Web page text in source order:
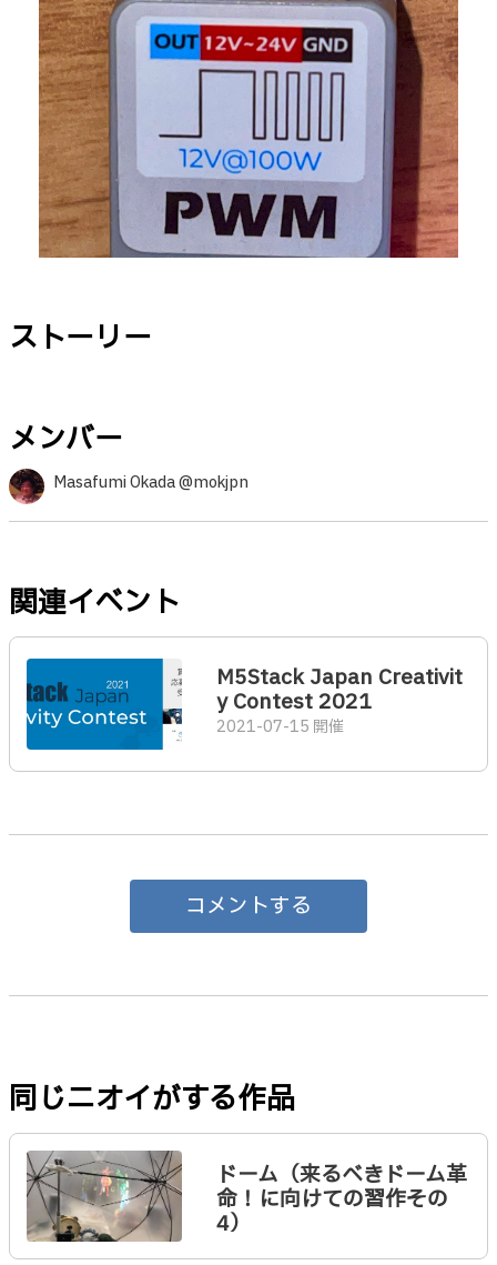
ストーリー
メンバー
Masafumi Okada @mokjpn
関連イベント
M5Stack Japan Creativit
y Contest 2021
2021-07-15 開催
コメントする
同じニオイがする作品
ドーム（来るべきドーム革
命！に向けての習作その
4）